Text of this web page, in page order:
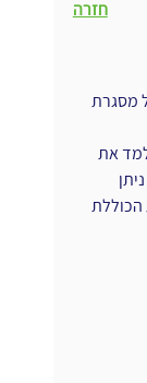
חזרה
מסגרת
את
הכוללת